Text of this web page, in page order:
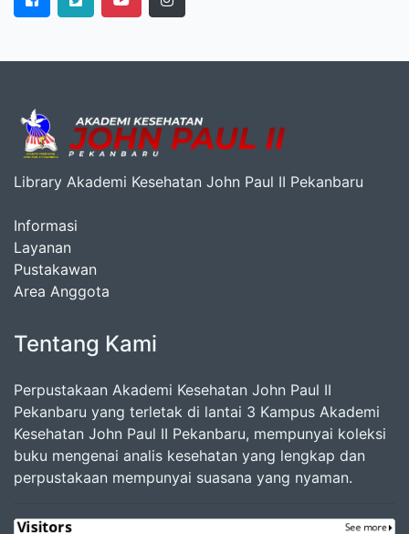
Library Akademi Kesehatan John Paul II Pekanbaru
Informasi
Layanan
Pustakawan
Area Anggota
Tentang Kami
Perpustakaan Akademi Kesehatan John Paul II
Pekanbaru yang terletak di lantai 3 Kampus Akademi
Kesehatan John Paul II Pekanbaru, mempunyai koleksi
buku mengenai analis kesehatan yang lengkap dan
perpustakaan mempunyai suasana yang nyaman.